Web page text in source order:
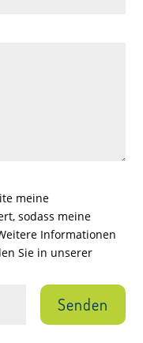
meine
sodass meine
Informationen
Sie in unserer
Senden